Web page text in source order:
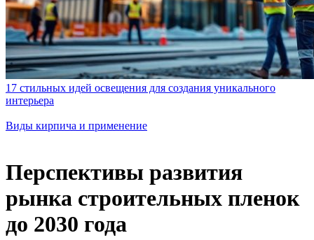
17 стильных идей освещения для создания уникального
интерьера
Виды кирпича и применение
Перспективы развития
рынка строительных пленок
до 2030 года